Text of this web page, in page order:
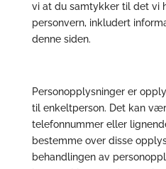
vi at du samtykker til det vi
personvern, inkludert
denne siden.
Personopplysninger er
til enkeltperson. Det kan
telefonnummer eller
bestemme over disse
behandlingen av